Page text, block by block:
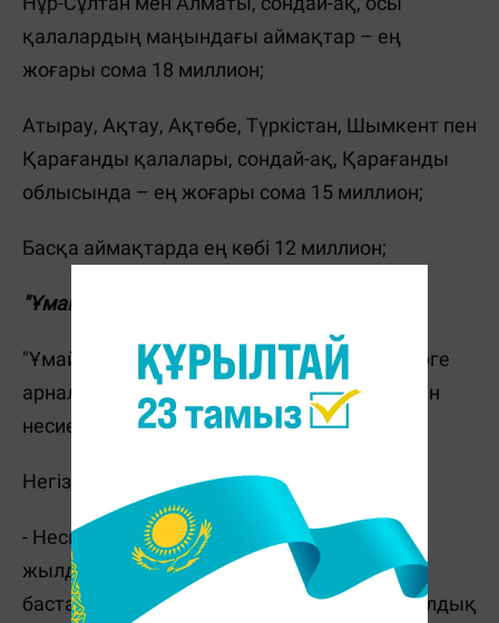
қалалардың маңындағы аймақтар – ең
жоғары сома 18 миллион;
Атырау, Ақтау, Ақтөбе, Түркістан, Шымкент пен
Қарағанды қалалары, сондай-ақ, Қарағанды
облысында – ең жоғары сома 15 миллион;
Басқа аймақтарда ең көбі 12 миллион;
"Ұмай" ипотекасы
"Ұмай" ипотекалық бағдарламасы әйелдерге
арналған. Онымен 30 миллион теңгеге дейін
несие алуға болады.
Негізгі шарттары:
- Несие мөлшерлемесі - 13,5% (сыйақының
жылдық тиімді мөлшерлемесі 14,5%-тен
бастап), кейін 5%-ке дейін (сыйақының жылдық